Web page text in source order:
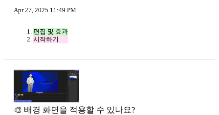
Apr 27, 2025 11:49 PM
편집 및 효과
시작하기
🎨 배경 화면을 적용할 수 있나요?